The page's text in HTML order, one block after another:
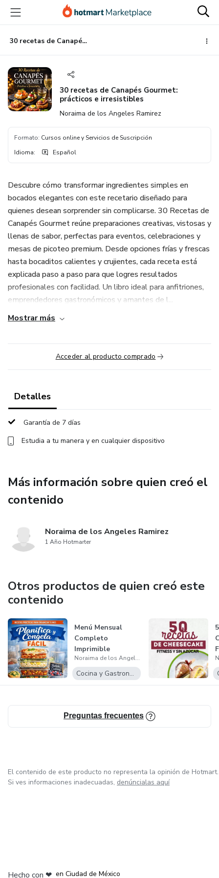
principal
página
de
página
30 recetas de Canapés Gourmet: prácticos e irresistibles
30 recetas de Canapés Gourmet:
prácticos e irresistibles
Noraima de los Angeles Ramirez
Formato: Cursos online y Servicios de Suscripción
Idioma: Español
Descubre cómo transformar ingredientes simples en
bocados elegantes con este recetario diseñado para
quienes desean sorprender sin complicarse. 30 Recetas de
Canapés Gourmet reúne preparaciones creativas, vistosas y
llenas de sabor, perfectas para eventos, celebraciones y
mesas de picoteo premium. Desde opciones frías y frescas
hasta bocaditos calientes y crujientes, cada receta está
explicada paso a paso para que logres resultados
profesionales con facilidad. Un libro ideal para anfitriones,
emprendedores gastronómicos y amantes de l...
Mostrar más
Acceder al producto comprado
Detalles
Garantía de 7 días
Estudia a tu manera y en cualquier dispositivo
Más información sobre quien creó el
contenido
Noraima de los Angeles Ramirez
1 Año Hotmarter
Otros productos de quien creó este
contenido
Menú Mensual
Completo
Imprimible
Noraima de los Angeles Ramirez
Cocina y Gastronomía
Preguntas frecuentes
El contenido de este producto no representa la opinión de Hotmart.
Si ves informaciones inadecuadas, denúncialas aquí
Hecho con ❤ en Ciudad de México